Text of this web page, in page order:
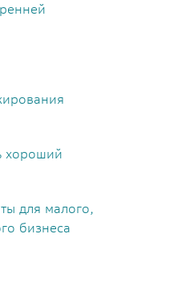
хороший
для малого,
бизнеса